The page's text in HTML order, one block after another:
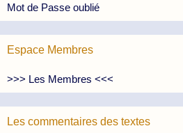
Mot de Passe oublié
Espace Membres
>>> Les Membres <<<
Les commentaires des textes